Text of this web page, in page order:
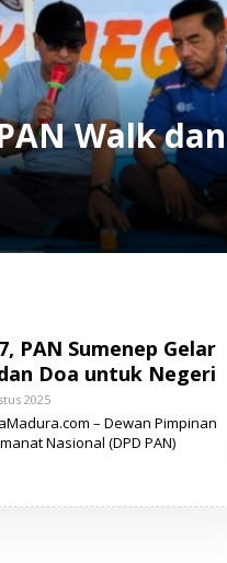
Walk dan
PAN Sumenep Gelar
Doa untuk Negeri
2025O
E
H
S
– Dewan Pimpinan
Nasional (DPD PAN)